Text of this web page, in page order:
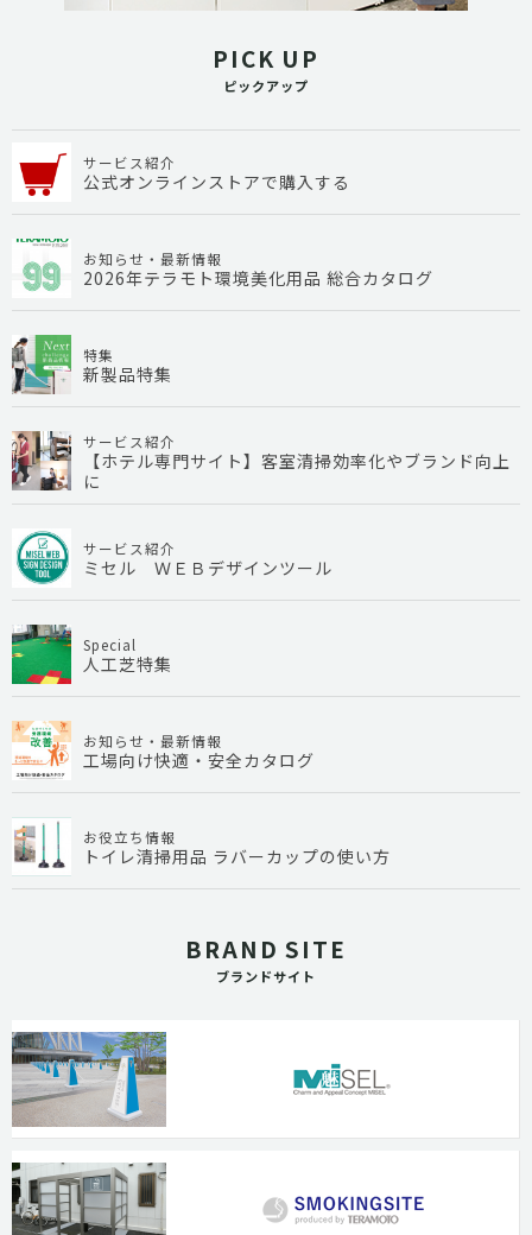
PICK UP
ピックアップ
サービス紹介
公式オンラインストアで購入する
お知らせ・最新情報
2026年テラモト環境美化用品 総合カタログ
特集
新製品特集
サービス紹介
【ホテル専門サイト】客室清掃効率化やブランド向上
に
サービス紹介
ミセル ＷＥＢデザインツール
Special
人工芝特集
お知らせ・最新情報
工場向け快適・安全カタログ
お役立ち情報
トイレ清掃用品 ラバーカップの使い方
BRAND SITE
ブランドサイト